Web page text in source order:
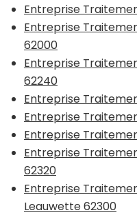
Entreprise
Entreprise
62000
Entreprise
62240
Entreprise
Entreprise
Entreprise
Entreprise
62320
Entreprise
Leauwette 62300